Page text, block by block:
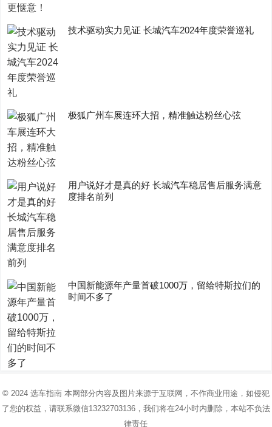
技术驱动实力见证 长城汽车2024年度荣誉巡礼
极狐广州车展连环大招，精准触达粉丝心弦
用户说好才是真的好 长城汽车稳居售后服务满意
度排名前列
中国新能源年产量首破1000万，留给特斯拉们的
时间不多了
© 2024 选车指南本网部分内容及图片来源于互联网，不作商业用途，如侵犯
了您的权益，请联系微信13232703136，我们将在24小时内删除，本站不负法
律责任